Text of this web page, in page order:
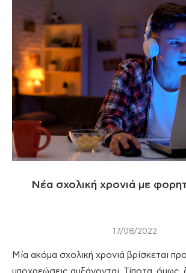
Νέα σχολική χρονιά με
17/08/2022
Μία ακόμα σχολική χρονιά βρίσκεται